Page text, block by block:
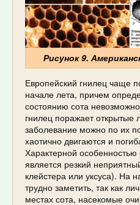
Рисунок 9.
Европейский гнилец чаще
начале лета, причем
состоянию сота
гнилец поражает открытые
заболевание можно по их
хаотично двигаются и
Характерной особенностью
является резкий
клейстера или уксуса). На
трудно заметить, так как
местах сота, насекомые